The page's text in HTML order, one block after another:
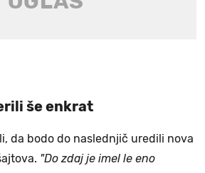
še enkrat
da bodo do naslednjič uredili nova
"Do zdaj je imel le eno